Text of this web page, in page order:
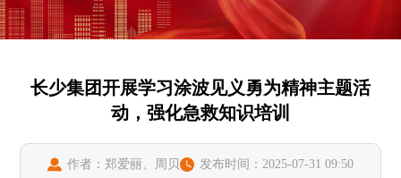
长少集团开展学习涂波见义勇为精神主题活
动，强化急救知识培训
作者：郑爱丽、周贝 发布时间：2025-07-31 09:50